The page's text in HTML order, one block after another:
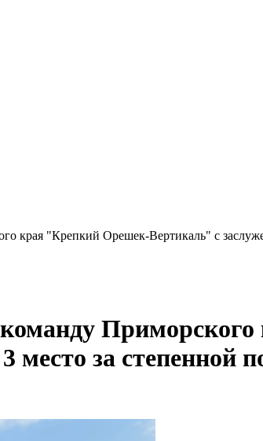
края "Крепкий Орешек-Вертикаль" с
место за степенной